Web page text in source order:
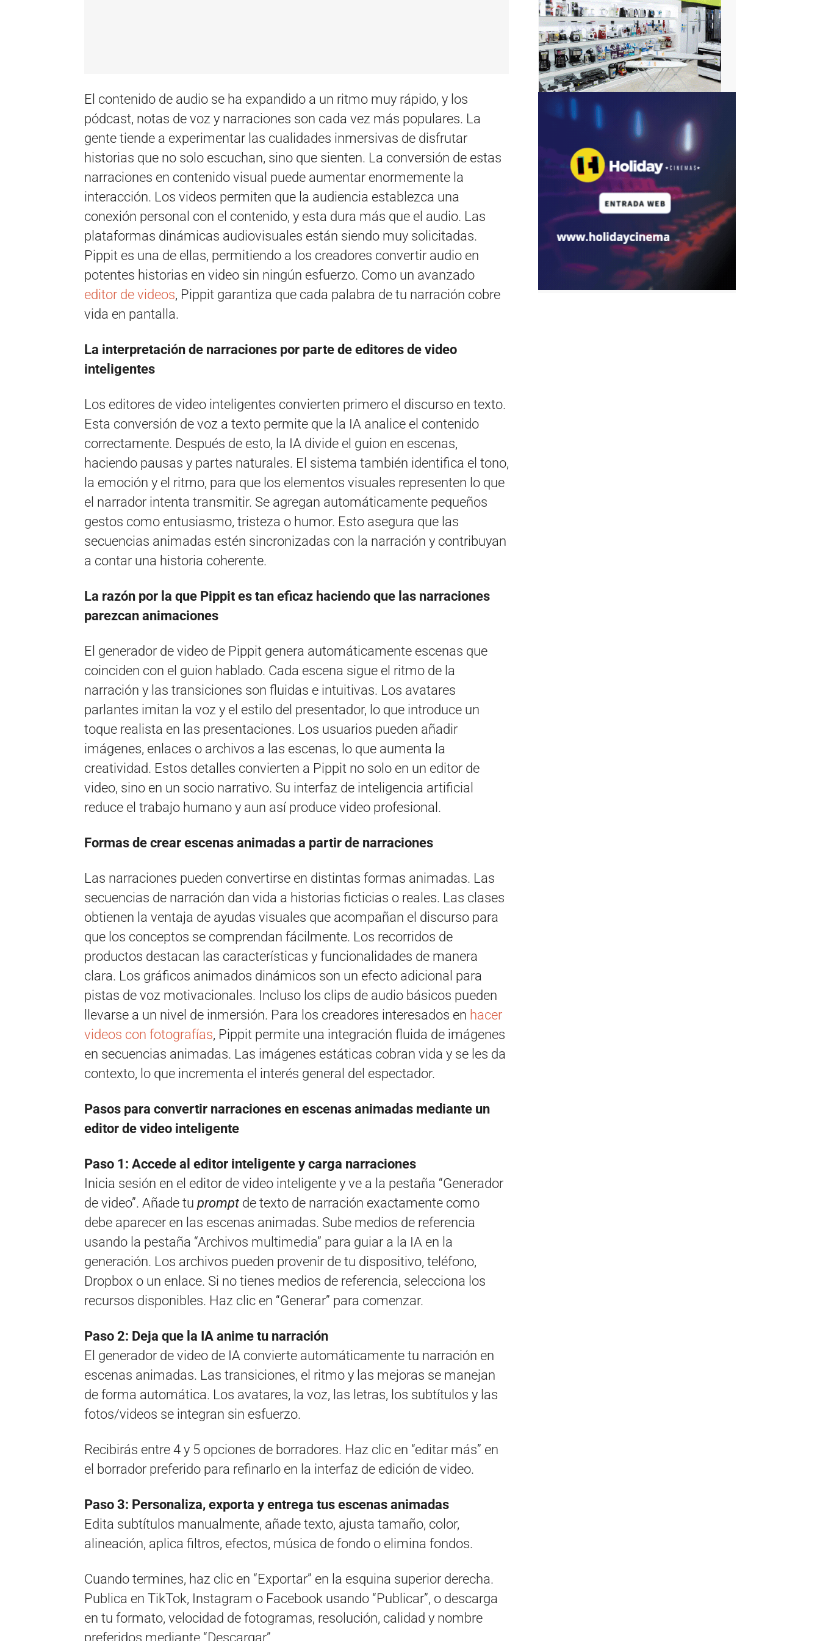
El contenido de audio se ha expandido a un ritmo muy rápido, y los
pódcast, notas de voz y narraciones son cada vez más populares. La
gente tiende a experimentar las cualidades inmersivas de disfrutar
historias que no solo escuchan, sino que sienten. La conversión de estas
narraciones en contenido visual puede aumentar enormemente la
interacción. Los videos permiten que la audiencia establezca una
conexión personal con el contenido, y esta dura más que el audio. Las
plataformas dinámicas audiovisuales están siendo muy solicitadas.
Pippit es una de ellas, permitiendo a los creadores convertir audio en
potentes historias en video sin ningún esfuerzo. Como un avanzado
editor de videos, Pippit garantiza que cada palabra de tu narración cobre
vida en pantalla.
La interpretación de narraciones por parte de editores de video
inteligentes
Los editores de video inteligentes convierten primero el discurso en texto.
Esta conversión de voz a texto permite que la IA analice el contenido
correctamente. Después de esto, la IA divide el guion en escenas,
haciendo pausas y partes naturales. El sistema también identifica el tono,
la emoción y el ritmo, para que los elementos visuales representen lo que
el narrador intenta transmitir. Se agregan automáticamente pequeños
gestos como entusiasmo, tristeza o humor. Esto asegura que las
secuencias animadas estén sincronizadas con la narración y contribuyan
a contar una historia coherente.
La razón por la que Pippit es tan eficaz haciendo que las narraciones
parezcan animaciones
El generador de video de Pippit genera automáticamente escenas que
coinciden con el guion hablado. Cada escena sigue el ritmo de la
narración y las transiciones son fluidas e intuitivas. Los avatares
parlantes imitan la voz y el estilo del presentador, lo que introduce un
toque realista en las presentaciones. Los usuarios pueden añadir
imágenes, enlaces o archivos a las escenas, lo que aumenta la
creatividad. Estos detalles convierten a Pippit no solo en un editor de
video, sino en un socio narrativo. Su interfaz de inteligencia artificial
reduce el trabajo humano y aun así produce video profesional.
Formas de crear escenas animadas a partir de narraciones
Las narraciones pueden convertirse en distintas formas animadas. Las
secuencias de narración dan vida a historias ficticias o reales. Las clases
obtienen la ventaja de ayudas visuales que acompañan el discurso para
que los conceptos se comprendan fácilmente. Los recorridos de
productos destacan las características y funcionalidades de manera
clara. Los gráficos animados dinámicos son un efecto adicional para
pistas de voz motivacionales. Incluso los clips de audio básicos pueden
llevarse a un nivel de inmersión. Para los creadores interesados en hacer
videos con fotografías, Pippit permite una integración fluida de imágenes
en secuencias animadas. Las imágenes estáticas cobran vida y se les da
contexto, lo que incrementa el interés general del espectador.
Pasos para convertir narraciones en escenas animadas mediante un
editor de video inteligente
Paso 1: Accede al editor inteligente y carga narraciones
Inicia sesión en el editor de video inteligente y ve a la pestaña “Generador
de video”. Añade tu prompt de texto de narración exactamente como
debe aparecer en las escenas animadas. Sube medios de referencia
usando la pestaña “Archivos multimedia” para guiar a la IA en la
generación. Los archivos pueden provenir de tu dispositivo, teléfono,
Dropbox o un enlace. Si no tienes medios de referencia, selecciona los
recursos disponibles. Haz clic en “Generar” para comenzar.
Paso 2: Deja que la IA anime tu narración
El generador de video de IA convierte automáticamente tu narración en
escenas animadas. Las transiciones, el ritmo y las mejoras se manejan
de forma automática. Los avatares, la voz, las letras, los subtítulos y las
fotos/videos se integran sin esfuerzo.
Recibirás entre 4 y 5 opciones de borradores. Haz clic en “editar más” en
el borrador preferido para refinarlo en la interfaz de edición de video.
Paso 3: Personaliza, exporta y entrega tus escenas animadas
Edita subtítulos manualmente, añade texto, ajusta tamaño, color,
alineación, aplica filtros, efectos, música de fondo o elimina fondos.
Cuando termines, haz clic en “Exportar” en la esquina superior derecha.
Publica en TikTok, Instagram o Facebook usando “Publicar”, o descarga
en tu formato, velocidad de fotogramas, resolución, calidad y nombre
preferidos mediante “Descargar”.